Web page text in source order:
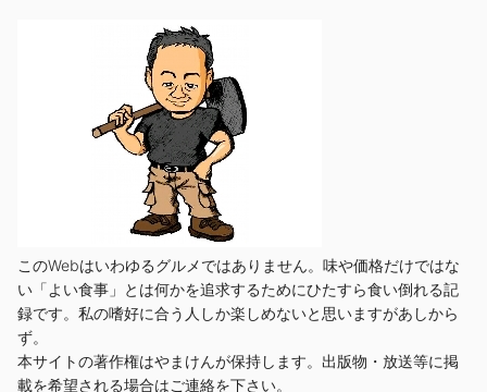
このWebはいわゆるグルメではありません。味や価格だけではな
い「よい食事」とは何かを追求するためにひたすら食い倒れる記
録です。私の嗜好に合う人しか楽しめないと思いますがあしから
ず。
本サイトの著作権はやまけんが保持します。出版物・放送等に掲
載を希望される場合はご連絡を下さい。